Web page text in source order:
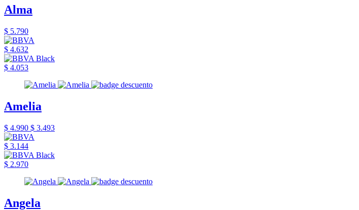
Alma
$ 5.790
$ 4.632
$ 4.053
Amelia
$ 4.990 $ 3.493
$ 3.144
$ 2.970
Angela